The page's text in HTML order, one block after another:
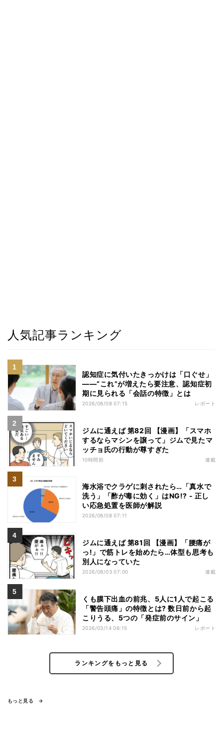
人気記事ランキング
認知症に気付いたきっかけは「口ぐせ」
――“これ”が増えたら要注意、認知症初
期に見られる「会話の特徴」とは
2026/08/08 07:15 レポート
ジムに通えば 第82回 【漫画】「スマホ
するならマシンを譲って」ジムで見たマ
ッチョ氏の行動が尊すぎた
10時間前 連載
海水浴でクラゲに刺されたら…「真水で
洗う」「酢が毒に効く」はNG!? - 正し
い応急処置を医師が解説
2026/08/08 07:11
ジムに通えば 第81回 【漫画】「腰痛が
っ!」で筋トレを始めたら…体型も思考も
別人になっていた
2026/08/03 07:00 連載
くも膜下出血の前兆、5人に1人で起こる
「警告頭痛」の特徴とは? 数日前から起
こりうる、5つの「発症前のサイン」
2026/03/14 06:15 レポート
ランキングをもっと見る
もっと見る